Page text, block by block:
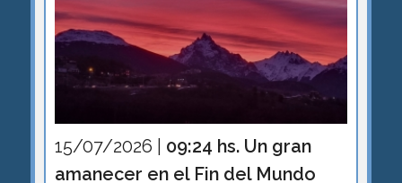
15/07/2026 | 09:24 hs. Un gran
amanecer en el Fin del Mundo